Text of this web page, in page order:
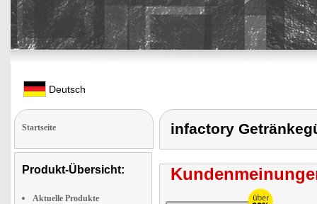
Deutsch
Startseite
Produkt-Übersicht:
Aktuelle Produkte
infactory